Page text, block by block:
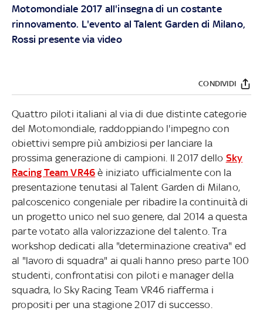
Motomondiale 2017 all'insegna di un costante
rinnovamento. L'evento al Talent Garden di Milano,
Rossi presente via video
CONDIVIDI
Quattro piloti italiani al via di due distinte categorie
del Motomondiale, raddoppiando l'impegno con
obiettivi sempre più ambiziosi per lanciare la
prossima generazione di campioni. Il 2017 dello Sky
Racing Team VR46 è iniziato ufficialmente con la
presentazione tenutasi al Talent Garden di Milano,
palcoscenico congeniale per ribadire la continuità di
un progetto unico nel suo genere, dal 2014 a questa
parte votato alla valorizzazione del talento. Tra
workshop dedicati alla "determinazione creativa" ed
al "lavoro di squadra" ai quali hanno preso parte 100
studenti, confrontatisi con piloti e manager della
squadra, lo Sky Racing Team VR46 riafferma i
propositi per una stagione 2017 di successo.